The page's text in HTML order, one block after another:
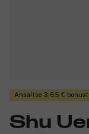
Ansaitse 3,65 €
Shu